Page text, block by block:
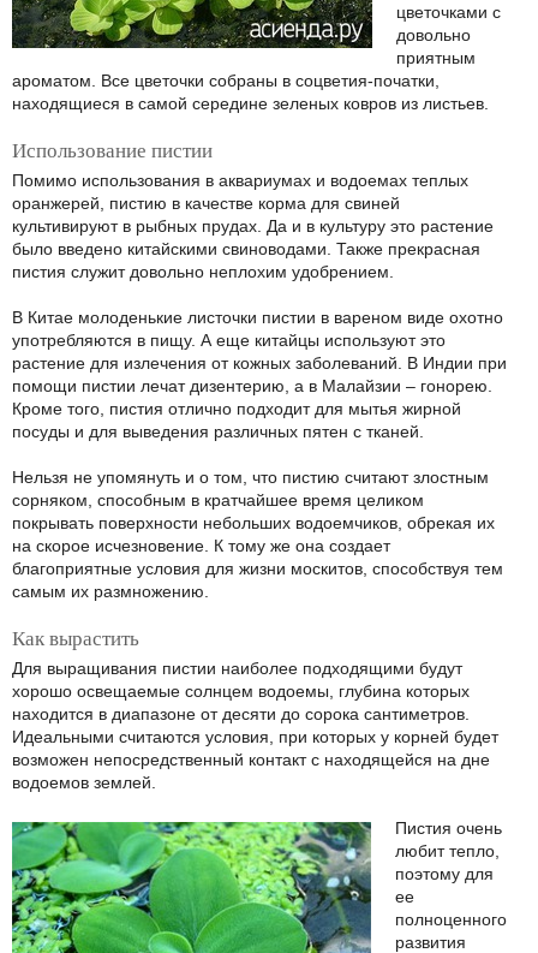
цветочками с
довольно
приятным
ароматом. Все цветочки собраны в соцветия-початки,
находящиеся в самой середине зеленых ковров из листьев.
Использование пистии
Помимо использования в аквариумах и водоемах теплых
оранжерей, пистию в качестве корма для свиней
культивируют в рыбных прудах. Да и в культуру это растение
было введено китайскими свиноводами. Также прекрасная
пистия служит довольно неплохим удобрением.
В Китае молоденькие листочки пистии в вареном виде охотно
употребляются в пищу. А еще китайцы используют это
растение для излечения от кожных заболеваний. В Индии при
помощи пистии лечат дизентерию, а в Малайзии – гонорею.
Кроме того, пистия отлично подходит для мытья жирной
посуды и для выведения различных пятен с тканей.
Нельзя не упомянуть и о том, что пистию считают злостным
сорняком, способным в кратчайшее время целиком
покрывать поверхности небольших водоемчиков, обрекая их
на скорое исчезновение. К тому же она создает
благоприятные условия для жизни москитов, способствуя тем
самым их размножению.
Как вырастить
Для выращивания пистии наиболее подходящими будут
хорошо освещаемые солнцем водоемы, глубина которых
находится в диапазоне от десяти до сорока сантиметров.
Идеальными считаются условия, при которых у корней будет
возможен непосредственный контакт с находящейся на дне
водоемов землей.
Пистия очень
любит тепло,
поэтому для
ее
полноценного
развития